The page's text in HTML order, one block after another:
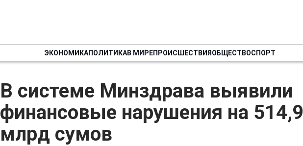
ЭКОНОМИКАПОЛИТИКАВ МИРЕПРОИСШЕСТВИЯОБЩЕСТВОСПОРТ
В системе Минздрава выявили
финансовые нарушения на 514,9
млрд сумов